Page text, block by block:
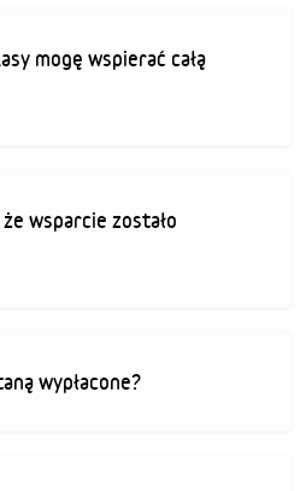
mogę wspierać całą
wsparcie zostało
wypłacone?